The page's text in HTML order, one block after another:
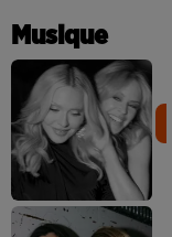
Musique